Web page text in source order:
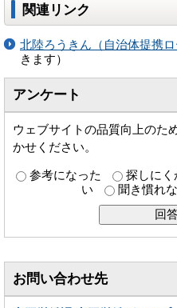
関連リンク
北陸ろうきん（自治体提携ロ
きます）
アンケート
ウェブサイトの品質向上のた
かせください。
参考になった 探しにく
い
聞き慣れ
お問い合わせ先